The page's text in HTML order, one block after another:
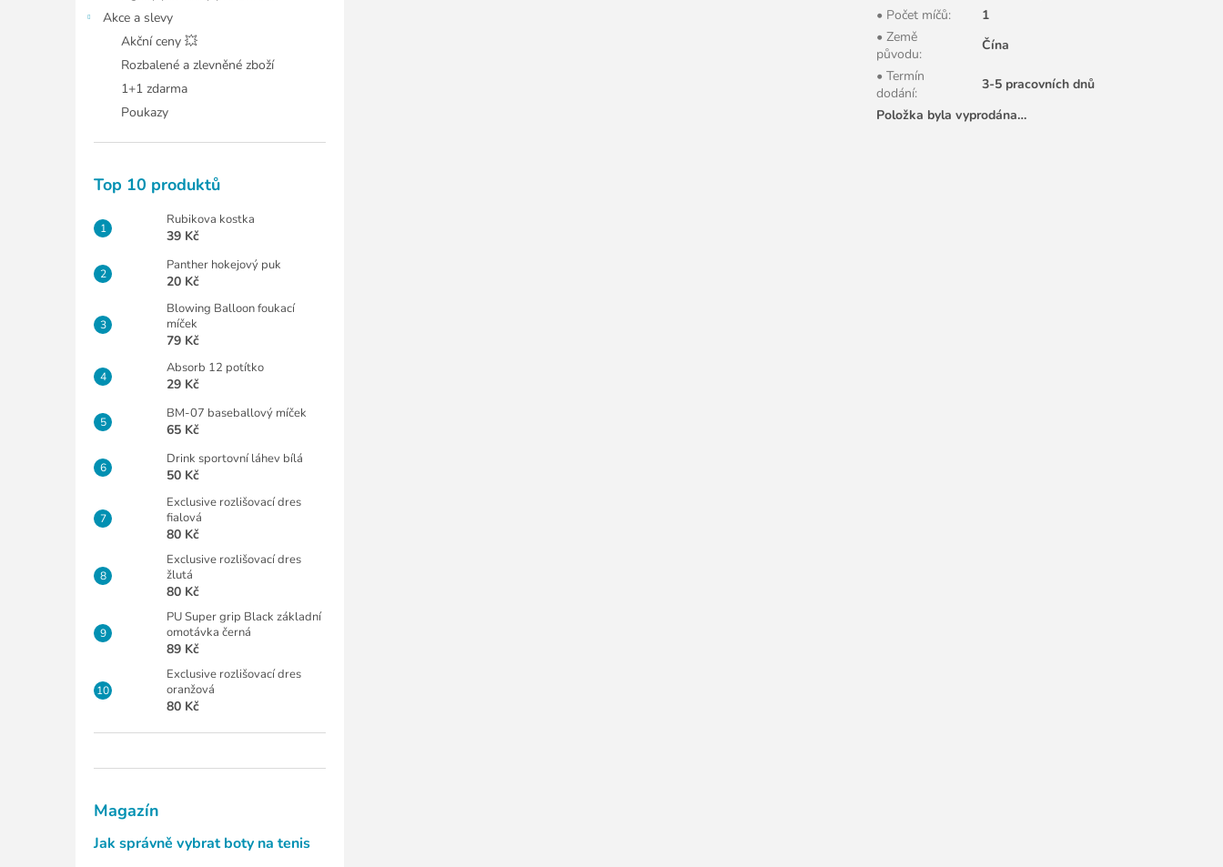
Akce a slevy
Akční ceny 💥
Rozbalené a zlevněné zboží
1+1 zdarma
Poukazy
Top 10 produktů
Rubikova kostka
39 Kč
Panther hokejový puk
20 Kč
Blowing Balloon foukací
míček
79 Kč
Absorb 12 potítko
29 Kč
BM-07 baseballový míček
65 Kč
Drink sportovní láhev bílá
50 Kč
Exclusive rozlišovací dres
fialová
80 Kč
Exclusive rozlišovací dres
žlutá
80 Kč
PU Super grip Black základní
omotávka černá
89 Kč
Exclusive rozlišovací dres
oranžová
80 Kč
Magazín
Jak správně vybrat boty na tenis
• Počet míčů:
1
• Země
původu:
Čína
• Termín
dodání:
3-5 pracovních dnů
Položka byla vyprodána…